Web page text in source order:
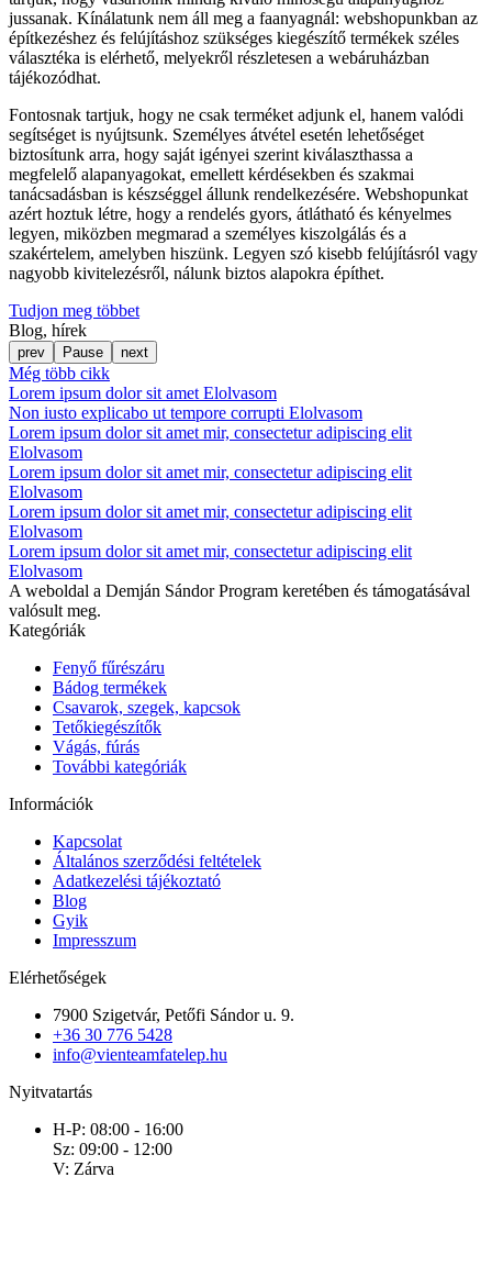
jussanak. Kínálatunk nem áll meg a faanyagnál: webshopunkban az
építkezéshez és felújításhoz szükséges kiegészítő termékek széles
választéka is elérhető, melyekről részletesen a webáruházban
tájékozódhat.
Fontosnak tartjuk, hogy ne csak terméket adjunk el, hanem valódi
segítséget is nyújtsunk. Személyes átvétel esetén lehetőséget
biztosítunk arra, hogy saját igényei szerint kiválaszthassa a
megfelelő alapanyagokat, emellett kérdésekben és szakmai
tanácsadásban is készséggel állunk rendelkezésére. Webshopunkat
azért hoztuk létre, hogy a rendelés gyors, átlátható és kényelmes
legyen, miközben megmarad a személyes kiszolgálás és a
szakértelem, amelyben hiszünk. Legyen szó kisebb felújításról vagy
nagyobb kivitelezésről, nálunk biztos alapokra építhet.
Tudjon meg többet
Blog, hírek
prev Pause next
Még több cikk
Lorem ipsum dolor sit amet Elolvasom
Non iusto explicabo ut tempore corrupti Elolvasom
Lorem ipsum dolor sit amet mir, consectetur adipiscing elit
Elolvasom
Lorem ipsum dolor sit amet mir, consectetur adipiscing elit
Elolvasom
Lorem ipsum dolor sit amet mir, consectetur adipiscing elit
Elolvasom
Lorem ipsum dolor sit amet mir, consectetur adipiscing elit
Elolvasom
A weboldal a Demján Sándor Program keretében és támogatásával
valósult meg.
Kategóriák
Fenyő fűrészáru
Bádog termékek
Csavarok, szegek, kapcsok
Tetőkiegészítők
Vágás, fúrás
További kategóriák
Információk
Kapcsolat
Általános szerződési feltételek
Adatkezelési tájékoztató
Blog
Gyik
Impresszum
Elérhetőségek
7900 Szigetvár, Petőfi Sándor u. 9.
+36 30 776 5428
info@vienteamfatelep.hu
Nyitvatartás
H-P: 08:00 - 16:00
Sz: 09:00 - 12:00
V: Zárva